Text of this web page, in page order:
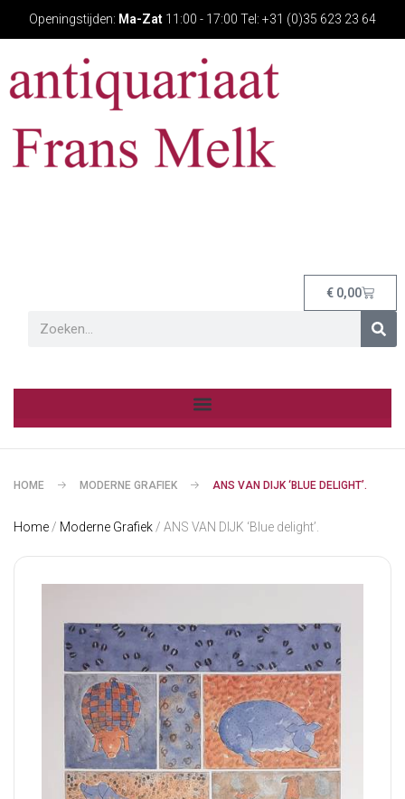
Openingstijden: Ma-Zat 11:00 - 17:00 Tel: +31 (0)35 623 23 64
€ 0,00
HOME MODERNE GRAFIEK ANS VAN DIJK ‘BLUE DELIGHT’.
Home / Moderne Grafiek / ANS VAN DIJK ‘Blue delight’.